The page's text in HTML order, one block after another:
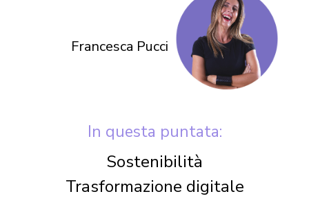
Francesca Pucci
In questa puntata:
Sostenibilità
Trasformazione digitale